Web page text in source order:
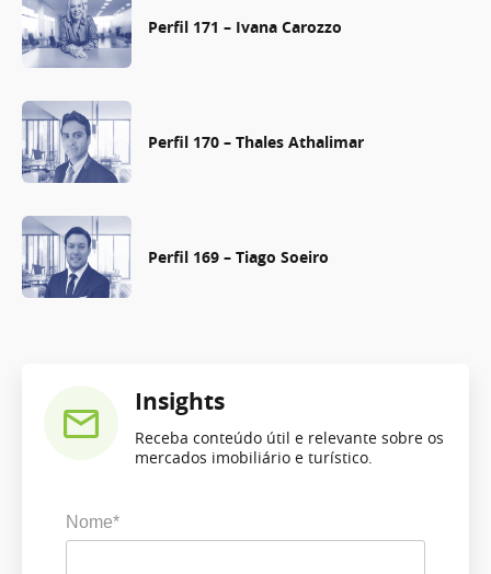
Perfil 171 – Ivana Carozzo
Perfil 170 – Thales Athalimar
Perfil 169 – Tiago Soeiro
Insights
Receba conteúdo útil e relevante sobre os
mercados imobiliário e turístico.
Nome*